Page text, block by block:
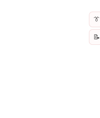
👔
📝